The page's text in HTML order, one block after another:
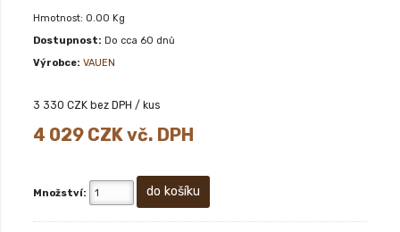
Hmotnost: 0.00 Kg
Dostupnost: Do cca 60 dnů
Výrobce: VAUEN
3 330 CZK bez DPH / kus
4 029 CZK vč. DPH
Množství: